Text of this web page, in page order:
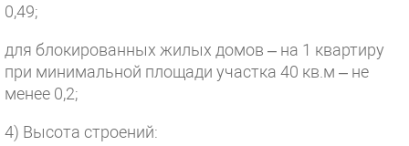
0,49;
для блокированных жилых домов – на 1 квартиру
при минимальной площади участка 40 кв.м – не
менее 0,2;
4) Высота строений: